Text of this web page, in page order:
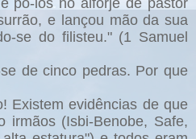
pô-los no alforje de pastor
e lançou mão da sua
se do filisteu." (1 Samuel
de cinco pedras. Por que
Existem evidências de que
irmãos (Isbi-Benobe, Safe,